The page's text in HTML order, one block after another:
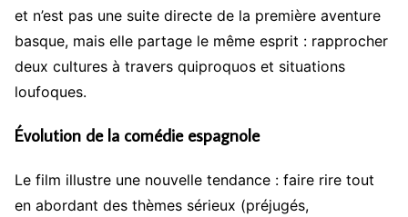
et n’est pas une suite directe de la première aventure
basque, mais elle partage le même esprit : rapprocher
deux cultures à travers quiproquos et situations
loufoques.
Évolution de la comédie espagnole
Le film illustre une nouvelle tendance : faire rire tout
en abordant des thèmes sérieux (préjugés,